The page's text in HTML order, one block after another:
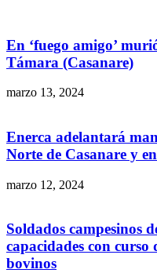
En ‘fuego amigo’
Támara (Casanare)
marzo 13, 2024
Enerca adelantará
Norte de Casanare y
marzo 12, 2024
Soldados campesinos
capacidades con
bovinos